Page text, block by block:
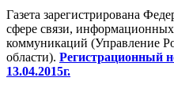
Газета зарегистрирована
сфере связи,
коммуникаций (Управление
области). Регистрационный
13.04.2015г.